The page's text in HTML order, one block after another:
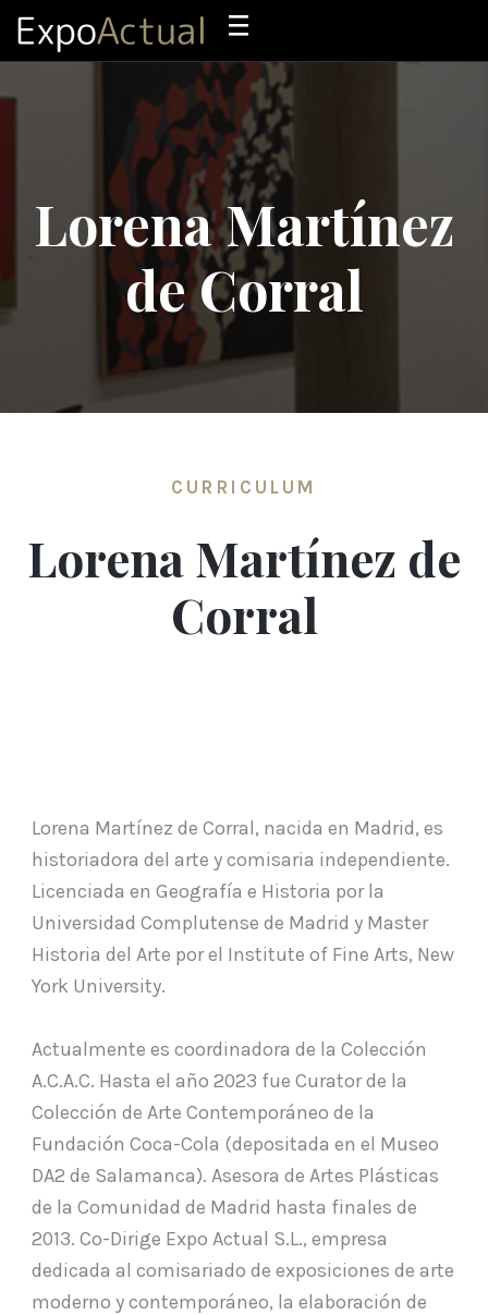
Lorena Martínez
de Corral
CURRICULUM
Lorena Martínez de
Corral
Lorena Martínez de Corral, nacida en Madrid, es
historiadora del arte y comisaria independiente.
Licenciada en Geografía e Historia por la
Universidad Complutense de Madrid y Master
Historia del Arte por el Institute of Fine Arts, New
York University.
Actualmente es coordinadora de la Colección
A.C.A.C. Hasta el año 2023 fue Curator de la
Colección de Arte Contemporáneo de la
Fundación Coca-Cola (depositada en el Museo
DA2 de Salamanca). Asesora de Artes Plásticas
de la Comunidad de Madrid hasta finales de
2013. Co-Dirige Expo Actual S.L., empresa
dedicada al comisariado de exposiciones de arte
moderno y contemporáneo, la elaboración de